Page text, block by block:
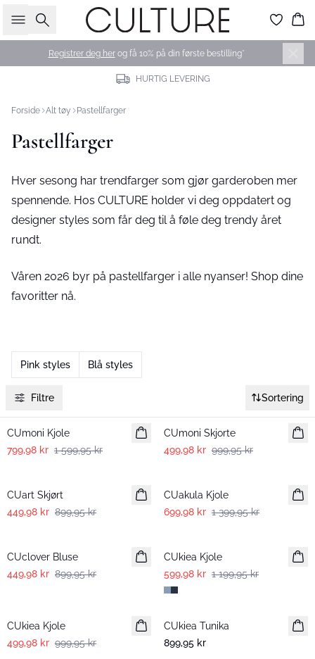
Søk
Registrer deg herog få 10% på din første bestilling*
30 DAGERS FULL RETURRETT
Forside Alt tøy Pastellfarger
Pastellfarger
Hver sesong har trendfarger som gjør garderoben mer
spennende. Hos CULTURE holder vi deg oppdatert og
designer styles som får deg til å føle deg trendy året
rundt.
Våren 2026 byr på pastellfarger i alle nyanser! Shop dine
favoritter nå.
Pink styles Blå styles
Filtre Sortering
-50%
CUmoni Kjole
799,98 kr 1 599,95 kr
CUmoni Skjorte
499,98 kr 999,95 kr
CUart Skjørt
449,98 kr 899,95 kr
CUakula Kjole
699,98 kr 1 399,95 kr
CUclover Bluse
449,98 kr 899,95 kr
CUkiea Kjole
599,98 kr 1 199,95 kr
CUkiea Kjole
499,98 kr 999,95 kr
CUkiea Tunika
899,95 kr